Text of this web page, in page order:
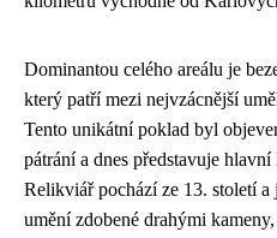
Dominantou celého areálu je
který patří mezi nejvzácnější
Tento unikátní poklad byl
pátrání a dnes představuje
Relikviář pochází ze 13. století
umění zdobené drahými